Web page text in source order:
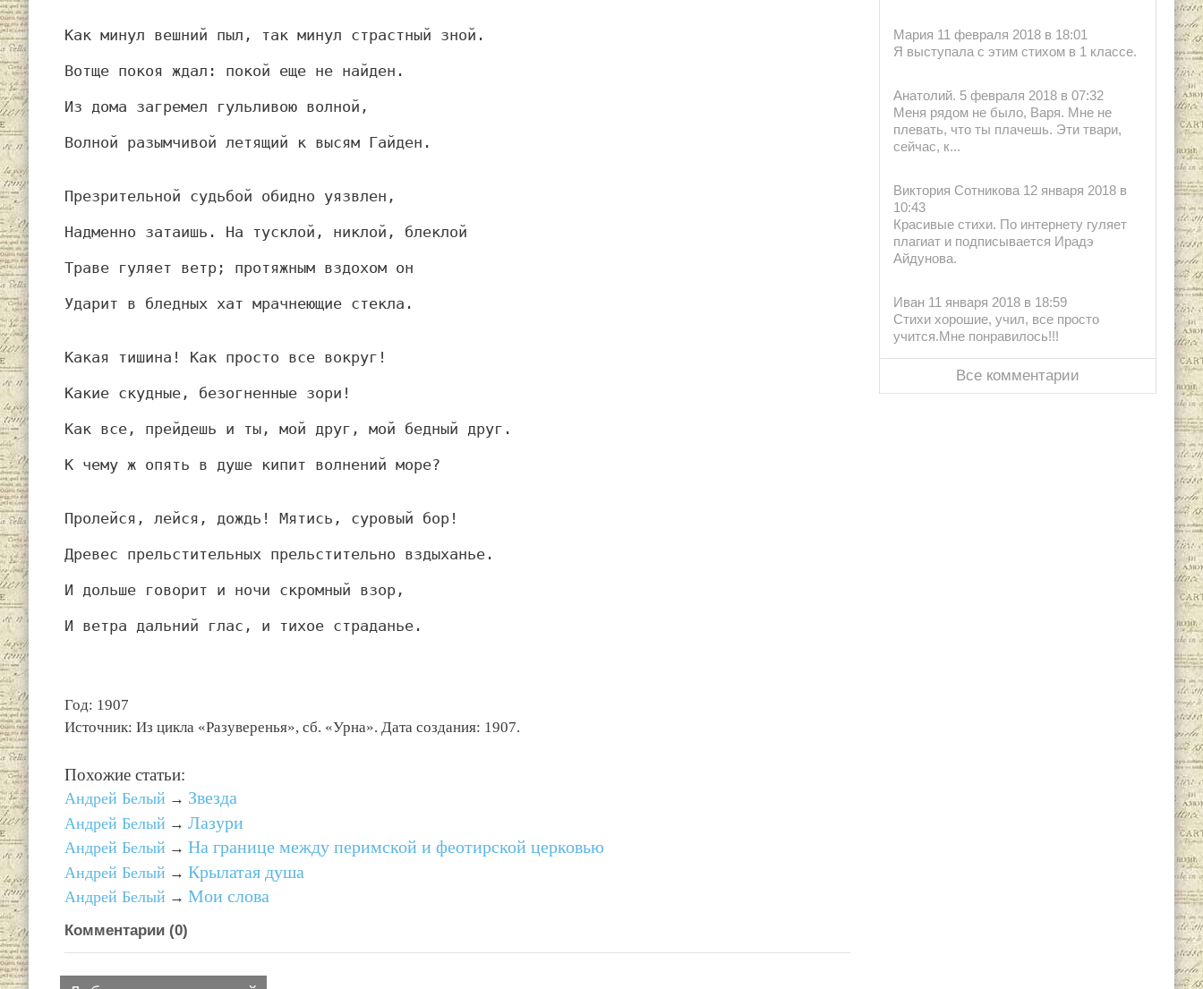
Как минул вешний пыл, так минул страстный зной.
Вотще покоя ждал: покой еще не найден.
Из дома загремел гульливою волной,
Волной разымчивой летящий к высям Гайден.
Презрительной судьбой обидно уязвлен,
Надменно затаишь. На тусклой, никлой, блеклой
Траве гуляет ветр; протяжным вздохом он
Ударит в бледных хат мрачнеющие стекла.
Какая тишина! Как просто все вокруг!
Какие скудные, безогненные зори!
Как все, прейдешь и ты, мой друг, мой бедный друг.
К чему ж опять в душе кипит волнений море?
Пролейся, лейся, дождь! Мятись, суровый бор!
Древес прельстительных прельстительно вздыханье.
И дольше говорит и ночи скромный взор,
И ветра дальний глас, и тихое страданье.
Год: 1907
Источник: Из цикла «Разуверенья», сб. «Урна». Дата создания: 1907.
Похожие статьи:
Андрей Белый → Звезда
Андрей Белый → Лазури
Андрей Белый → На границе между перимской и феотирской церковью
Андрей Белый → Крылатая душа
Андрей Белый → Мои слова
Комментарии (0)
Мария 11 февраля 2018 в 18:01
Я выступала с этим стихом в 1 классе.
Анатолий. 5 февраля 2018 в 07:32
Меня рядом не было, Варя. Мне не
плевать, что ты плачешь. Эти твари,
сейчас, к...
Виктория Сотникова 12 января 2018 в
10:43
Красивые стихи. По интернету гуляет
плагиат и подписывается Ирадэ
Айдунова.
Иван 11 января 2018 в 18:59
Стихи хорошие, учил, все просто
учится.Мне понравилось!!!
Все комментарии